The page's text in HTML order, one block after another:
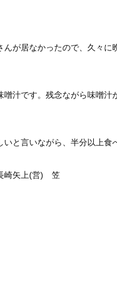
んが居なかったので、久々に
噌汁です。残念ながら味噌汁
いと言いながら、半分以上食
崎矢上(営) 笠